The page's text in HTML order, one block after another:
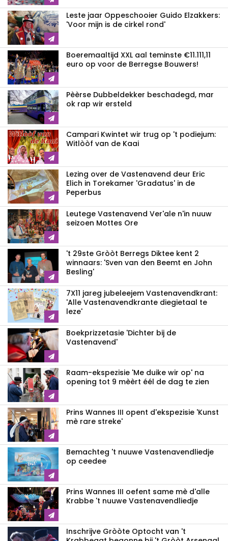
Leste jaar Oppeschooier Guido Elzakkers:
'Voor mijn is de cirkel rond'
Boeremaaltijd XXL aal teminste €11.111,11
euro op voor de Berregse Bouwers!
Pèèrse Dubbeldekker beschadegd, mar
ok rap wir ersteld
Campari Kwintet wir trug op 't podiejum:
Witlòòf van de Kaai
Lezing over de Vastenavend deur Eric
Elich in Torekamer 'Gradatus' in de
Peperbus
Leutege Vastenavend Ver'ale n'in nuuw
seizoen Mottes Ore
't 29ste Gròòt Berregs Diktee kent 2
winnaars: 'Sven van den Beemt en John
Besling'
7X11 jareg jubeleejem Vastenavendkrant:
'Alle Vastenavendkrante diegietaal te
leze'
Boekprizzetasie 'Dichter bij de
Vastenavend'
Raam-ekspezisie 'Me duike wir op' na
opening tot 9 mèèrt éél de dag te zien
Prins Wannes III opent d'ekspezisie 'Kunst
mè rare streke'
Bemachteg 't nuuwe Vastenavendliedje
op ceedee
Prins Wannes III oefent same mè d'alle
Krabbe 't nuuwe Vastenavendliedje
Inschrijve Gròòte Optocht van 't